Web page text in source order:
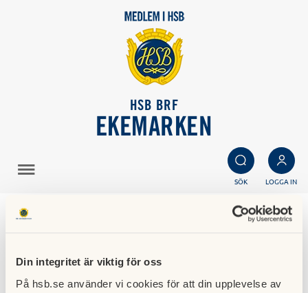
Din integritet är viktig för oss
På hsb.se använder vi cookies för att din upplevelse av
HSB BRF
EKEMARKEN
SÖK LOGGA IN
17 augusti 2017
Ingen avgiftshöjning för 2017